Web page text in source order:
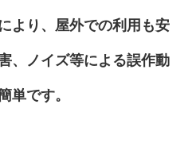
ープ
より、屋外での利用も安
、ノイズ等による誤作動
単です。